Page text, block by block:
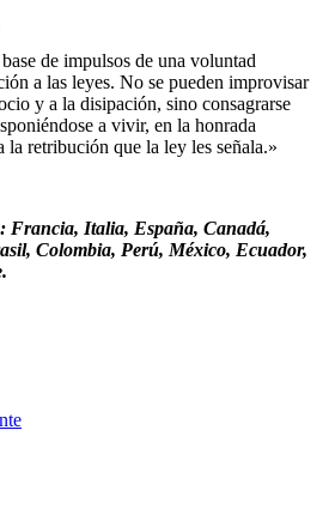
de impulsos de una voluntad
a las leyes. No se pueden improvisar
y a la disipación, sino consagrarse
a vivir, en la honrada
la retribución que la ley les señala.»
Francia, Italia, España, Canadá,
Colombia, Perú, México, Ecuador,